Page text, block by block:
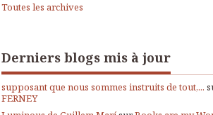
Toutes les archives
Derniers blogs mis à jour
supposant que nous sommes instruits de tout,...
FERNEY